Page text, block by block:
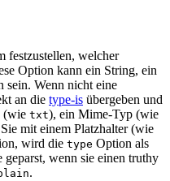
festzustellen, welcher
Option kann ein String, ein
sein. Wenn nicht eine
an die type-is übergeben und
(wie txt), ein Mime-Typ (wie
mit einem Platzhalter (wie
wird die type Option als
wenn sie einen truthy
.